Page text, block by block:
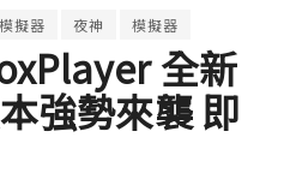
擬器 夜神 模擬器
全新
強勢來襲 即